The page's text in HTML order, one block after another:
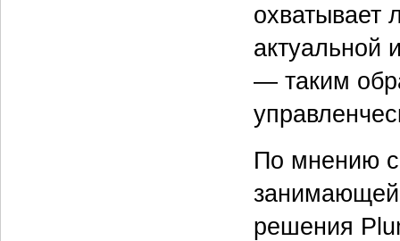
охватывает
актуальной
— таким
По мнению
решения